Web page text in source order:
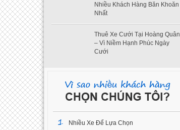
Nhiều Khách Hàng Băn Khoăn
Nhất
Thuê Xe Cưới Tại Hoàng Quân
– Vì Niềm Hạnh Phúc Ngày
Cưới
1 Nhiều Xe Để Lựa Chọn